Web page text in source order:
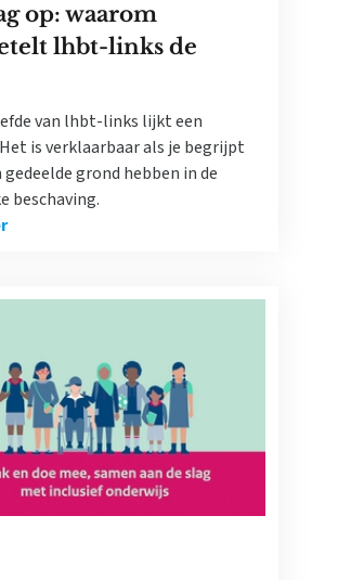
op: waarom
lhbt-links de
van lhbt-links lijkt een
is verklaarbaar als je begrijpt
gedeelde grond hebben in de
beschaving.